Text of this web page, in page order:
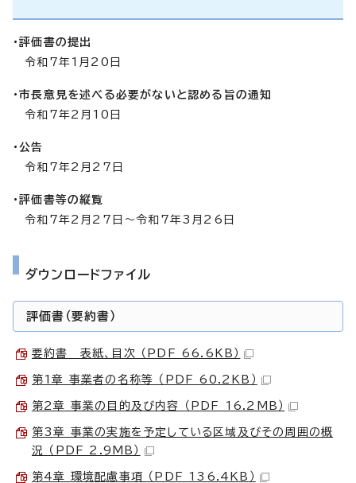
・評価書の提出
令和7年1月20日
・市長意見を述べる必要がないと認める旨の通知
令和7年2月10日
・公告
令和7年2月27日
・評価書等の縦覧
令和7年2月27日～令和7年3月26日
ダウンロードファイル
評価書（要約書）
要約書 表紙、目次 （PDF 66.6KB）
第1章 事業者の名称等 （PDF 60.2KB）
第2章 事業の目的及び内容 （PDF 16.2MB）
第3章 事業の実施を予定している区域及びその周囲の概
況 （PDF 2.9MB）
第4章 環境配慮事項 （PDF 136.4KB）